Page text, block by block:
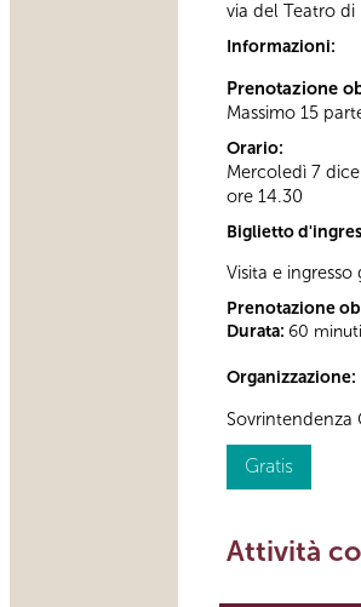
via del Teatro
Informazioni:
Prenotazione
Massimo 15
Orario:
Mercoledì 7
ore 14.30
Biglietto
Visita e ingresso
Prenotazione
Durata: 60 minuti
Organizzazione:
Gratis
Attività